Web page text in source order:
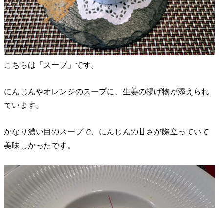
こちらは「スープ」です。
にんじんやオレンジのスープに、生姜の揚げ物が添えられ
ています。
かなり濃い目のスープで、にんじんの甘さが際立っていて
美味しかったです。